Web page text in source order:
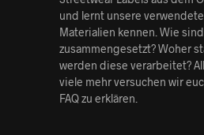
und lernt unsere
Materialien kennen. Wie
zusammengesetzt? Woher
werden diese verarbeitet?
viele mehr versuchen wir
FAQ zu erklären.